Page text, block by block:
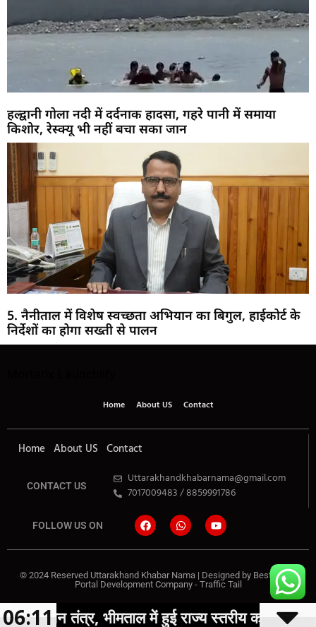
हल्द्वानी गोला नदी में दर्दनाक हादसा, गहरे पानी में समाया
किशोर, रेस्क्यू भी नहीं बचा सका जान
5. नैनीताल में विशेष स्वच्छता अभियान का बिगुल, हाईकोर्ट के
निर्देशों का होगा सख्ती से पालन
Home About US Contact
Home About US Contact
CONTACT US
Uttarakhandkhabarnama@gmail.com
7017009483 / 8859991786
FOLLOW US ON
© 2024 Reserved Uttarakhand Khabar Nama | Designed by Best News
Portal Development Company- Traffic Tail
राज्य स्तरीय कार्यशाला SIR
06:11